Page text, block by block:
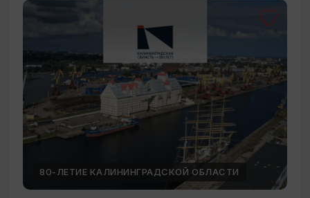
80-ЛЕТИЕ КАЛИНИНГРАДСКОЙ ОБЛАСТИ